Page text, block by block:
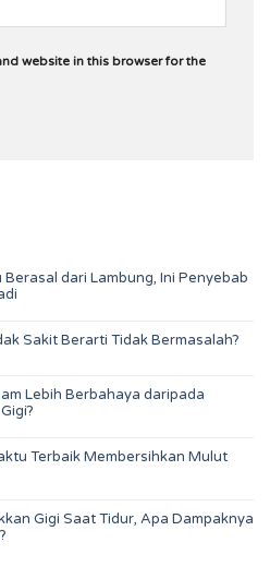
website in this browser for the
dari Lambung, Ini Penyebab
Sakit Berarti Tidak Bermasalah?
Lebih Berbahaya daripada
Terbaik Membersihkan Mulut
Gigi Saat Tidur, Apa Dampaknya